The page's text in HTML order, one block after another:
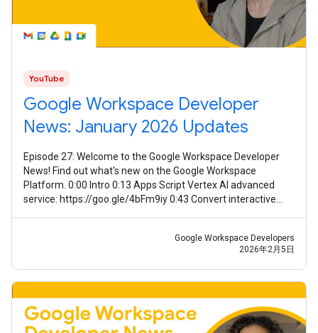
YouTube
Google Workspace Developer
News: January 2026 Updates
Episode 27: Welcome to the Google Workspace Developer
News! Find out what's new on the Google Workspace
Platform. 0:00 Intro 0:13 Apps Script Vertex AI advanced
service: https://goo.gle/4bFm9iy 0:43 Convert interactive
Google Workspace Developers
2026年2月5日